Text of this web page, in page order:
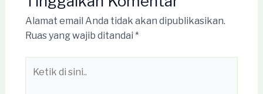
Alamat email Anda tidak akan dipublikasikan.
Ruas yang wajib ditandai *